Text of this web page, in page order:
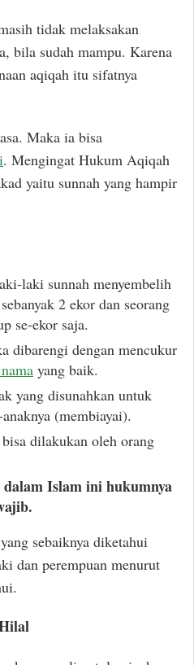
tidak melaksakan
bila sudah mampu. Karena
aqiqah itu sifatnya
Maka ia bisa
. Mengingat Hukum Aqiqah
yaitu sunnah yang hampir
laki sunnah menyembelih
2 ekor dan seorang
se-ekor saja.
dibarengi dengan mencukur
yang baik.
yang disunahkan untuk
(membiayai).
bisa dilakukan oleh orang
dalam Islam ini hukumnya
sebaiknya diketahui
dan perempuan menurut